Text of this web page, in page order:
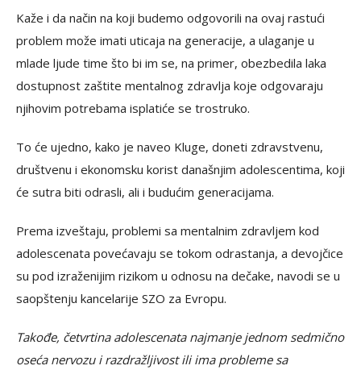
Kaže i da način na koji budemo odgovorili na ovaj rastući
problem može imati uticaja na generacije, a ulaganje u
mlade ljude time što bi im se, na primer, obezbedila laka
dostupnost zaštite mentalnog zdravlja koje odgovaraju
njihovim potrebama isplatiće se trostruko.
To će ujedno, kako je naveo Kluge, doneti zdravstvenu,
društvenu i ekonomsku korist današnjim adolescentima, koji
će sutra biti odrasli, ali i budućim generacijama.
Prema izveštaju, problemi sa mentalnim zdravljem kod
adolescenata povećavaju se tokom odrastanja, a devojčice
su pod izraženijim rizikom u odnosu na dečake, navodi se u
saopštenju kancelarije SZO za Evropu.
Takođe, četvrtina adolescenata najmanje jednom sedmično
oseća nervozu i razdražljivost ili ima probleme sa